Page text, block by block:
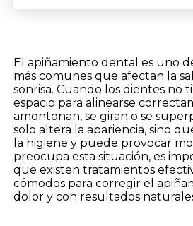
El apiñamiento dental es uno
más comunes que afectan la
sonrisa. Cuando los dientes no
espacio para alinearse
amontonan, se giran o se
solo altera la apariencia, sino
la higiene y puede provocar
preocupa esta situación, es
que existen tratamientos
cómodos para corregir el
dolor y con resultados